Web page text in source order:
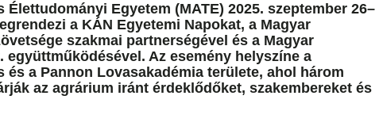
Élettudományi Egyetem (MATE) 2025. szeptember 26–
a KÁN Egyetemi Napokat, a Magyar
szakmai partnerségével és a Magyar
együttműködésével. Az esemény helyszíne a
és a Pannon Lovasakadémia területe, ahol három
az agrárium iránt érdeklődőket, szakembereket és